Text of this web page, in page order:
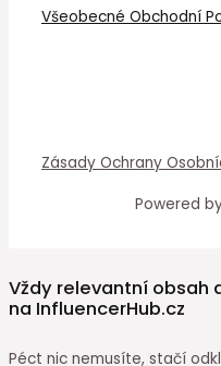
Všeobecné Obchodní
Zásady Ochrany
Powered
Vždy relevantní obsah
na InfluencerHub.cz
Péct nic nemusíte, stačí